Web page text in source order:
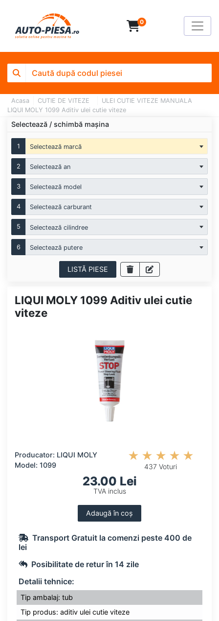
0
Acasa CUTIE DE VITEZE
ULEI CUTIE VITEZE MANUALA
LIQUI MOLY 1099 Aditiv ulei cutie viteze
Selectează / schimbă mașina
1 Selectează marcă
2 Selectează an
3 Selectează model
4 Selectează carburant
5 Selectează cilindree
6 Selectează putere
LISTĂ PIESE
LIQUI MOLY 1099 Aditiv ulei cutie
viteze
Producator: LIQUI MOLY
Model: 1099
437 Voturi
23.00 Lei
TVA inclus
Adaugă în coș
Transport Gratuit la comenzi peste 400 de
lei
Posibilitate de retur în 14 zile
Detalii tehnice:
Tip ambalaj: tub
Tip produs: aditiv ulei cutie viteze